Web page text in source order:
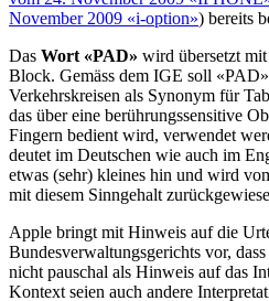
November 2009 «i-option») bereits
Das Wort «PAD» wird übersetzt
Block. Gemäss dem IGE soll
Verkehrskreisen als Synonym für
das über eine berührungssensitive
Fingern bedient wird, verwendet
deutet im Deutschen wie auch im
etwas (sehr) kleines hin und wird
mit diesem Sinngehalt
Apple bringt mit Hinweis auf die
Bundesverwaltungsgerichts vor,
nicht pauschal als Hinweis auf das
Kontext seien auch andere